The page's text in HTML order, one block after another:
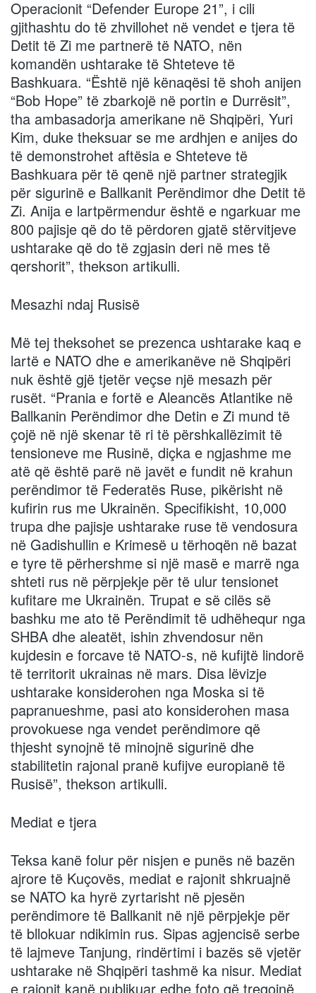
Operacionit “Defender Europe 21”, i cili
gjithashtu do të zhvillohet në vendet e tjera të
Detit të Zi me partnerë të NATO, nën
komandën ushtarake të Shteteve të
Bashkuara. “Është një kënaqësi të shoh anijen
“Bob Hope” të zbarkojë në portin e Durrësit”,
tha ambasadorja amerikane në Shqipëri, Yuri
Kim, duke theksuar se me ardhjen e anijes do
të demonstrohet aftësia e Shteteve të
Bashkuara për të qenë një partner strategjik
për sigurinë e Ballkanit Perëndimor dhe Detit të
Zi. Anija e lartpërmendur është e ngarkuar me
800 pajisje që do të përdoren gjatë stërvitjeve
ushtarake që do të zgjasin deri në mes të
qershorit”, thekson artikulli.
Mesazhi ndaj Rusisë
Më tej theksohet se prezenca ushtarake kaq e
lartë e NATO dhe e amerikanëve në Shqipëri
nuk është gjë tjetër veçse një mesazh për
rusët. “Prania e fortë e Aleancës Atlantike në
Ballkanin Perëndimor dhe Detin e Zi mund të
çojë në një skenar të ri të përshkallëzimit të
tensioneve me Rusinë, diçka e ngjashme me
atë që është parë në javët e fundit në krahun
perëndimor të Federatës Ruse, pikërisht në
kufirin rus me Ukrainën. Specifikisht, 10,000
trupa dhe pajisje ushtarake ruse të vendosura
në Gadishullin e Krimesë u tërhoqën në bazat
e tyre të përhershme si një masë e marrë nga
shteti rus në përpjekje për të ulur tensionet
kufitare me Ukrainën. Trupat e së cilës së
bashku me ato të Perëndimit të udhëhequr nga
SHBA dhe aleatët, ishin zhvendosur nën
kujdesin e forcave të NATO-s, në kufijtë lindorë
të territorit ukrainas në mars. Disa lëvizje
ushtarake konsiderohen nga Moska si të
papranueshme, pasi ato konsiderohen masa
provokuese nga vendet perëndimore që
thjesht synojnë të minojnë sigurinë dhe
stabilitetin rajonal pranë kufijve europianë të
Rusisë”, thekson artikulli.
Mediat e tjera
Teksa kanë folur për nisjen e punës në bazën
ajrore të Kuçovës, mediat e rajonit shkruajnë
se NATO ka hyrë zyrtarisht në pjesën
perëndimore të Ballkanit në një përpjekje për
të bllokuar ndikimin rus. Sipas agjencisë serbe
të lajmeve Tanjung, rindërtimi i bazës së vjetër
ushtarake në Shqipëri tashmë ka nisur. Mediat
e rajonit kanë publikuar edhe foto që tregojnë